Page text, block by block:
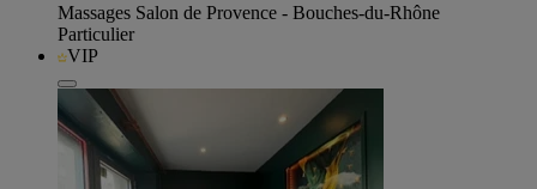
Massages Salon de Provence - Bouches-du-Rhône
Particulier
VIP